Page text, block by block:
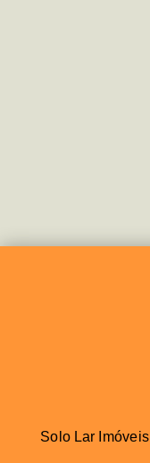
Solo Lar Imóveis